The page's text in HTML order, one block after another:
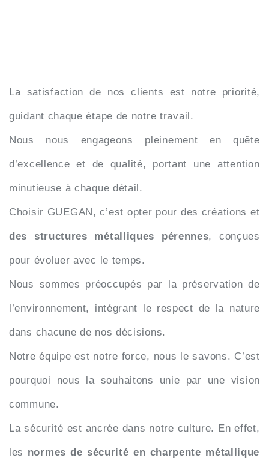
La satisfaction de nos clients est notre priorité,
guidant chaque étape de notre travail.
Nous nous engageons pleinement en quête
d’excellence et de qualité, portant une attention
minutieuse à chaque détail.
Choisir GUEGAN, c’est opter pour des créations et
des structures métalliques pérennes, conçues
pour évoluer avec le temps.
Nous sommes préoccupés par la préservation de
l’environnement, intégrant le respect de la nature
dans chacune de nos décisions.
Notre équipe est notre force, nous le savons. C’est
pourquoi nous la souhaitons unie par une vision
commune.
La sécurité est ancrée dans notre culture. En effet,
les normes de sécurité en charpente métallique